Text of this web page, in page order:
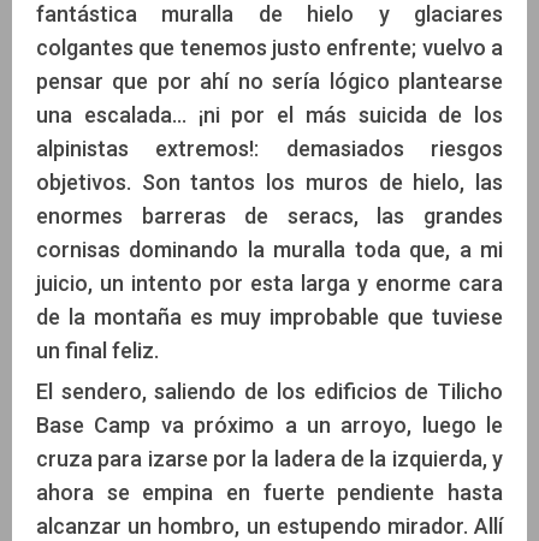
fantástica muralla de hielo y glaciares
colgantes que tenemos justo enfrente; vuelvo a
pensar que por ahí no sería lógico plantearse
una escalada… ¡ni por el más suicida de los
alpinistas extremos!: demasiados riesgos
objetivos. Son tantos los muros de hielo, las
enormes barreras de seracs, las grandes
cornisas dominando la muralla toda que, a mi
juicio, un intento por esta larga y enorme cara
de la montaña es muy improbable que tuviese
un final feliz.
El sendero, saliendo de los edificios de Tilicho
Base Camp va próximo a un arroyo, luego le
cruza para izarse por la ladera de la izquierda, y
ahora se empina en fuerte pendiente hasta
alcanzar un hombro, un estupendo mirador. Allí